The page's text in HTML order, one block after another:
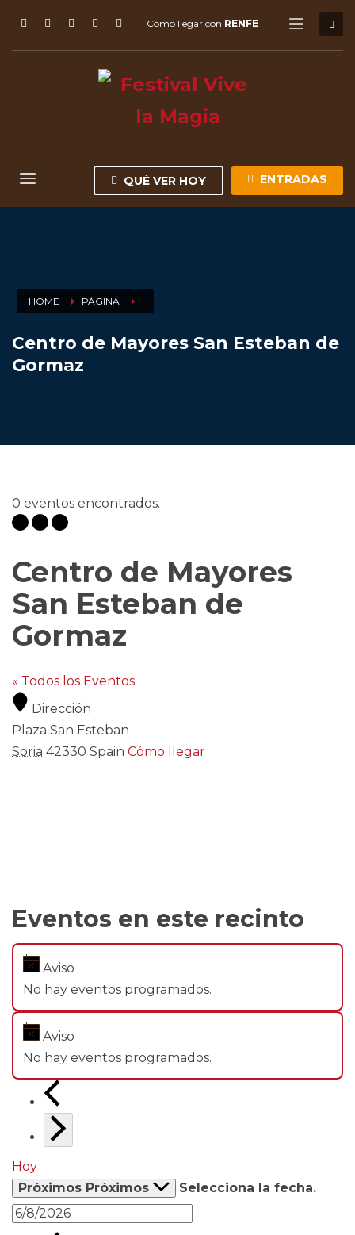
Cómo llegar con RENFE
QUÉ VER HOY ENTRADAS
HOME PÁGINA
Centro de Mayores San Esteban de
Gormaz
0 eventos encontrados.
Centro de Mayores
San Esteban de
Gormaz
« Todos los Eventos
Dirección
Plaza San Esteban
Soria 42330 Spain Cómo llegar
Eventos en este recinto
Aviso
No hay eventos programados.
Aviso
No hay eventos programados.
Hoy
Próximos Próximos Selecciona la fecha.